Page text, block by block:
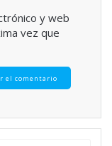
y web
vez que